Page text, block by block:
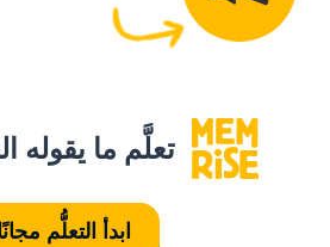
تعلَّم ما يقوله
ابدأ التعلُّم